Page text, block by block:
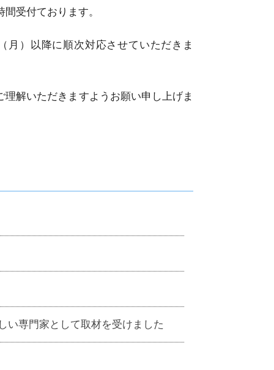
受付ております。
）以降に順次対応させていただきま
解いただきますようお願い申し上げま
い専門家として取材を受けました